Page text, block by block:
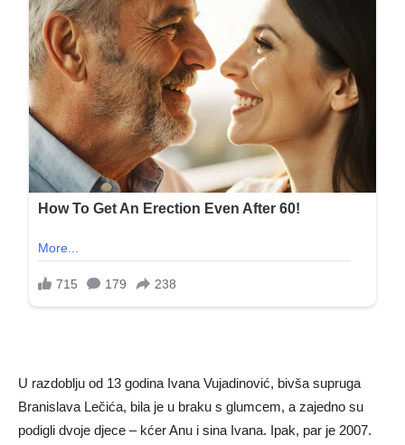
U razdoblju od 13 godina Ivana Vujadinović, bivša supruga
Branislava Lečića, bila je u braku s glumcem, a zajedno su
podigli dvoje djece – kćer Anu i sina Ivana. Ipak, par je 2007.